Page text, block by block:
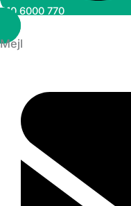
010 6000 770
Mejl